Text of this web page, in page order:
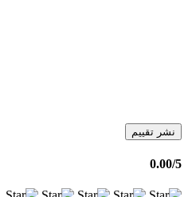
نشر تقييم
0.00/5